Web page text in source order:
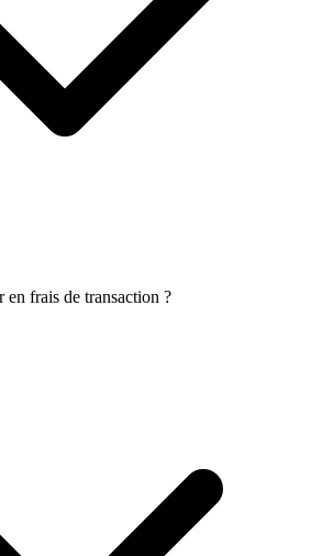
en frais de transaction ?